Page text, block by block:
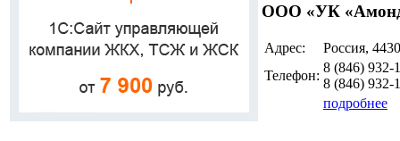
ООО «УК
Адрес:
Россия,
Телефон:
8 (846) 932-
8 (846) 932-
подробнее